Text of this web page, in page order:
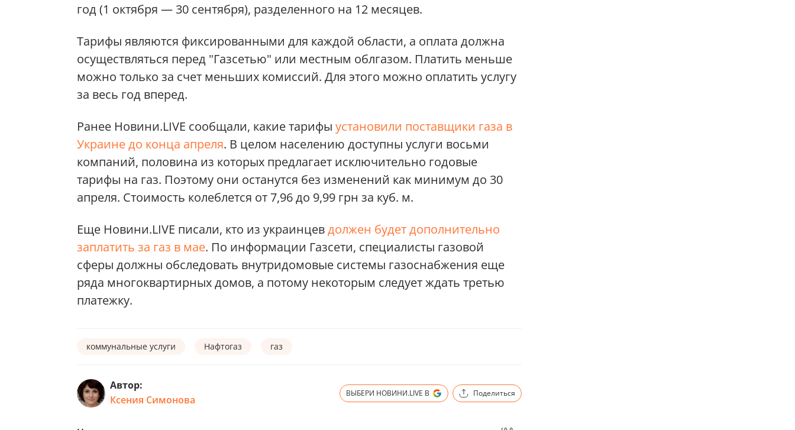
год (1 октября — 30 сентября), разделенного на 12 месяцев.
Тарифы являются фиксированными для каждой области, а оплата должна
осуществляться перед "Газсетью" или местным облгазом. Платить меньше
можно только за счет меньших комиссий. Для этого можно оплатить услугу
за весь год вперед.
Ранее Новини.LIVE сообщали, какие тарифы установили поставщики газа в
Украине до конца апреля. В целом населению доступны услуги восьми
компаний, половина из которых предлагает исключительно годовые
тарифы на газ. Поэтому они останутся без изменений как минимум до 30
апреля. Стоимость колеблется от 7,96 до 9,99 грн за куб. м.
Еще Новини.LIVE писали, кто из украинцевдолжен будет дополнительно
заплатить за газ в мае. По информации Газсети, специалисты газовой
сферы должны обследовать внутридомовые системы газоснабжения еще
ряда многоквартирных домов, а потому некоторым следует ждать третью
платежку.
коммунальные услуги Нафтогаз газ
Автор:
Ксения Симонова
ВЫБЕРИ НОВИНИ.LIVE В Поделиться